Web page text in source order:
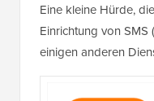
Eine kleine Hürde,
Einrichtung von SMS
einigen anderen